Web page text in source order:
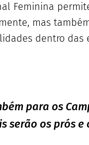
Feminina
mas
dentro
para os
serão os prós